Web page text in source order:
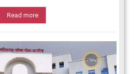
Read more